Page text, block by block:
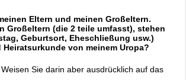
Eltern und meinen Großeltern.
Großeltern (die 2 teile umfasst), stehen
Geburtsort, Eheschließung usw.)
von meinem Uropa?
Sie darin aber ausdrücklich auf das